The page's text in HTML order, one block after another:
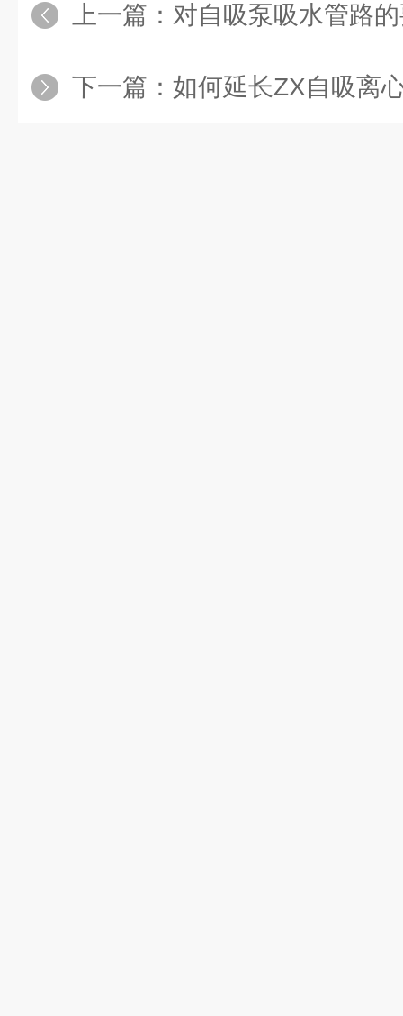
上一篇： 对自吸泵吸水管路
下一篇： 如何延长ZX自吸离心